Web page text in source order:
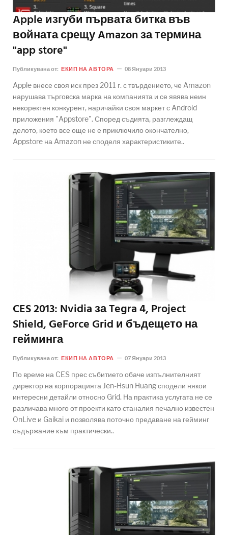
Apple изгуби първата битка във
войната срещу Amazon за термина
"app store"
Публикувана от: ЕКИП НА АВТОРА 08 Януари 2013
Apple внесе своя иск през 2011 г. с твърдението, че Amazon
нарушава търговска марка на компанията и се явява неин
некоректен конкурент, наричайки своя маркет с Android
приложения "Appstore". Според съдията, разглеждащ
делото, което все още не е приключило окончателно,
Appstore на Amazon не споделя характеристиките..
CES 2013: Nvidia за Tegra 4, Project
Shield, GeForce Grid и бъдещето на
гейминга
Публикувана от: ЕКИП НА АВТОРА 07 Януари 2013
По време на CES прес събитието обаче изпълнителният
директор на корпорацията Jen-Hsun Huang сподели някои
интересни детайли относно Grid. На практика услугата не се
различава много от проекти като станалия печално известен
OnLive и Gaikai и позволява поточно предаване на гейминг
съдържание към практически..